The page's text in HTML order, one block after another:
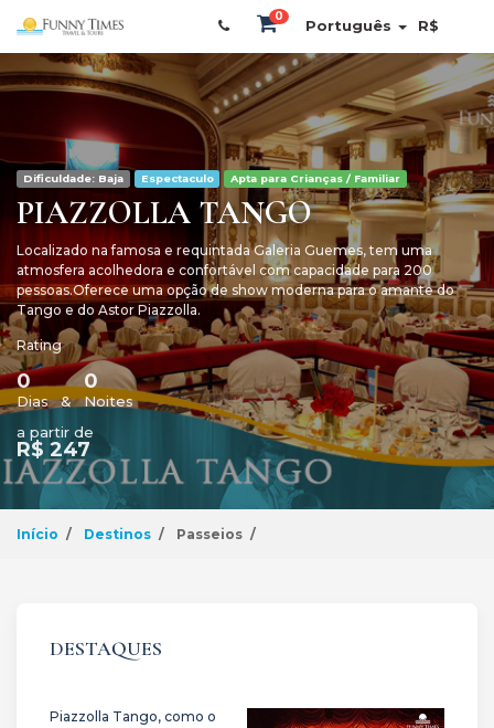
0
Português R$
Dificuldade: Baja Espectaculo Apta para Crianças / Familiar
PIAZZOLLA TANGO
Localizado na famosa e requintada Galeria Guemes, tem uma
atmosfera acolhedora e confortável com capacidade para 200
pessoas.Oferece uma opção de show moderna para o amante do
Tango e do Astor Piazzolla.
Rating
0
Dias &
0
Noites
a partir de
R$ 247
Início Destinos Passeios
DESTAQUES
Piazzolla Tango, como o